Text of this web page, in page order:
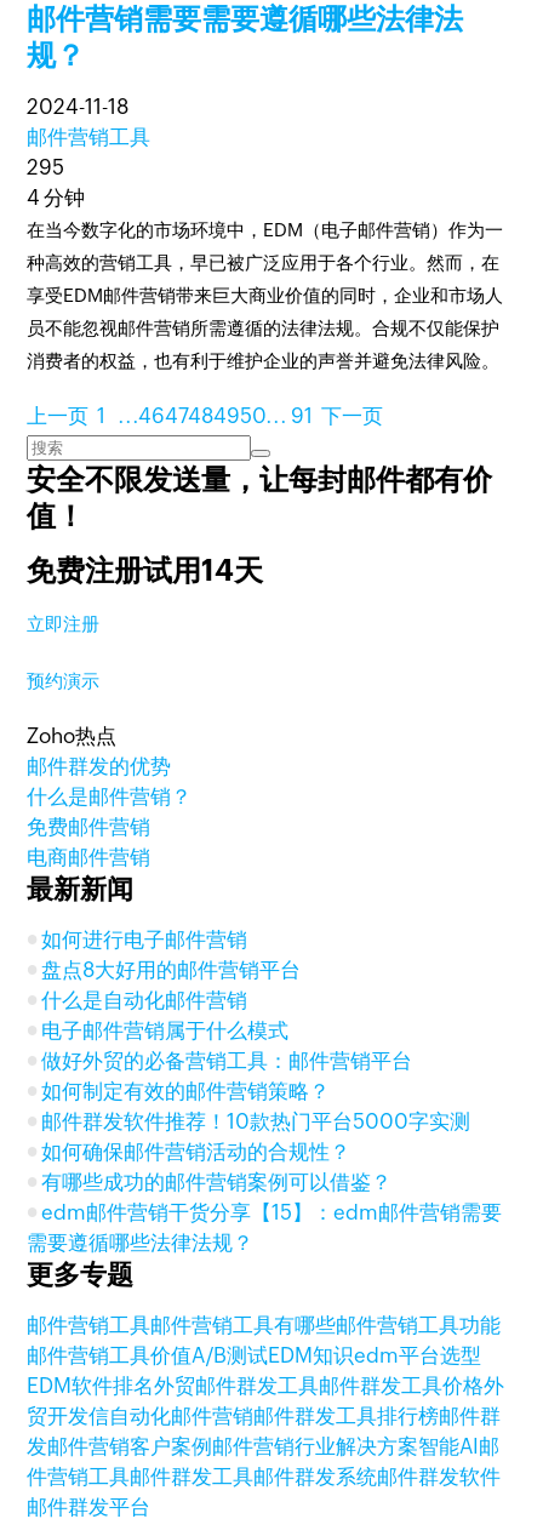
邮件营销需要需要遵循哪些法律法
规？
2024-11-18
邮件营销工具
295
4 分钟
在当今数字化的市场环境中，EDM（电子邮件营销）作为一
种高效的营销工具，早已被广泛应用于各个行业。然而，在
享受EDM邮件营销带来巨大商业价值的同时，企业和市场人
员不能忽视邮件营销所需遵循的法律法规。合规不仅能保护
消费者的权益，也有利于维护企业的声誉并避免法律风险。
上一页1 ...4647484950... 91 下一页
安全不限发送量，让每封邮件都有价
值！
免费注册试用14天
立即注册
预约演示
Zoho热点
邮件群发的优势
什么是邮件营销？
免费邮件营销
电商邮件营销
最新新闻
如何进行电子邮件营销
盘点8大好用的邮件营销平台
什么是自动化邮件营销
电子邮件营销属于什么模式
做好外贸的必备营销工具：邮件营销平台
如何制定有效的邮件营销策略？
邮件群发软件推荐！10款热门平台5000字实测
如何确保邮件营销活动的合规性？
有哪些成功的邮件营销案例可以借鉴？
edm邮件营销干货分享【15】：edm邮件营销需要
需要遵循哪些法律法规？
更多专题
邮件营销工具邮件营销工具有哪些邮件营销工具功能
邮件营销工具价值A/B测试EDM知识edm平台选型
EDM软件排名外贸邮件群发工具邮件群发工具价格外
贸开发信自动化邮件营销邮件群发工具排行榜邮件群
发邮件营销客户案例 邮件营销行业解决方案智能AI邮
件营销工具邮件群发工具邮件群发系统邮件群发软件
邮件群发平台